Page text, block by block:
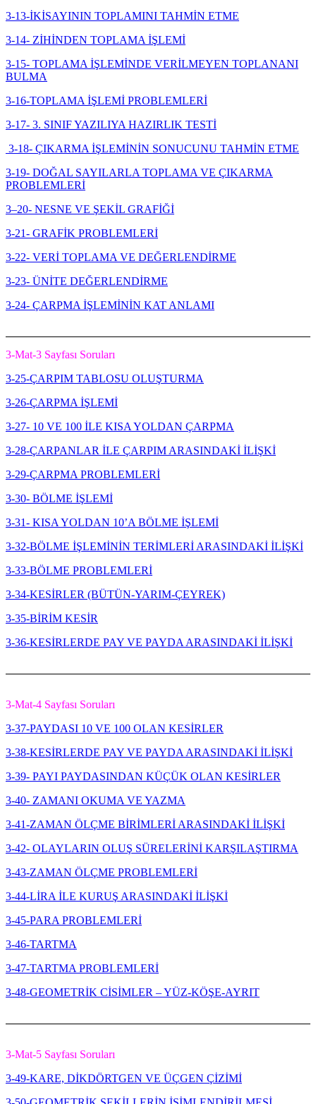
3-13-İKİSAYININ TOPLAMINI TAHMİN ETME
3-14- ZİHİNDEN TOPLAMA İŞLEMİ
3-15- TOPLAMA İŞLEMİNDE VERİLMEYEN TOPLANANI
BULMA
3-16-TOPLAMA İŞLEMİ PROBLEMLERİ
3-17- 3. SINIF YAZILIYA HAZIRLIK TESTİ
3-18- ÇIKARMA İŞLEMİNİN SONUCUNU TAHMİN ETME
3-19- DOĞAL SAYILARLA TOPLAMA VE ÇIKARMA
PROBLEMLERİ
3–20- NESNE VE ŞEKİL GRAFİĞİ
3-21- GRAFİK PROBLEMLERİ
3-22- VERİ TOPLAMA VE DEĞERLENDİRME
3-23- ÜNİTE DEĞERLENDİRME
3-24- ÇARPMA İŞLEMİNİN KAT ANLAMI
3-Mat-3 Sayfası Soruları
3-25-ÇARPIM TABLOSU OLUŞTURMA
3-26-ÇARPMA İŞLEMİ
3-27- 10 VE 100 İLE KISA YOLDAN ÇARPMA
3-28-ÇARPANLAR İLE ÇARPIM ARASINDAKİ İLİŞKİ
3-29-ÇARPMA PROBLEMLERİ
3-30- BÖLME İŞLEMİ
3-31- KISA YOLDAN 10’A BÖLME İŞLEMİ
3-32-BÖLME İŞLEMİNİN TERİMLERİ ARASINDAKİ İLİŞKİ
3-33-BÖLME PROBLEMLERİ
3-34-KESİRLER (BÜTÜN-YARIM-ÇEYREK)
3-35-BİRİM KESİR
3-36-KESİRLERDE PAY VE PAYDA ARASINDAKİ İLİŞKİ
3-Mat-4 Sayfası Soruları
3-37-PAYDASI 10 VE 100 OLAN KESİRLER
3-38-KESİRLERDE PAY VE PAYDA ARASINDAKİ İLİŞKİ
3-39- PAYI PAYDASINDAN KÜÇÜK OLAN KESİRLER
3-40- ZAMANI OKUMA VE YAZMA
3-41-ZAMAN ÖLÇME BİRİMLERİ ARASINDAKİ İLİŞKİ
3-42- OLAYLARIN OLUŞ SÜRELERİNİ KARŞILAŞTIRMA
3-43-ZAMAN ÖLÇME PROBLEMLERİ
3-44-LİRA İLE KURUŞ ARASINDAKİ İLİŞKİ
3-45-PARA PROBLEMLERİ
3-46-TARTMA
3-47-TARTMA PROBLEMLERİ
3-48-GEOMETRİK CİSİMLER – YÜZ-KÖŞE-AYRIT
3-Mat-5 Sayfası Soruları
3-49-KARE, DİKDÖRTGEN VE ÜÇGEN ÇİZİMİ